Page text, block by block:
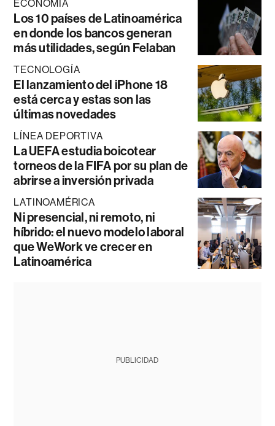
ECONOMÍA
Los 10 países de Latinoamérica
en donde los bancos generan
más utilidades, según Felaban
TECNOLOGÍA
El lanzamiento del iPhone 18
está cerca y estas son las
últimas novedades
LÍNEA DEPORTIVA
La UEFA estudia boicotear
torneos de la FIFA por su plan de
abrirse a inversión privada
LATINOAMÉRICA
Ni presencial, ni remoto, ni
híbrido: el nuevo modelo laboral
que WeWork ve crecer en
Latinoamérica
PUBLICIDAD